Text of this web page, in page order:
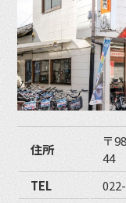
住所
〒
44
TEL